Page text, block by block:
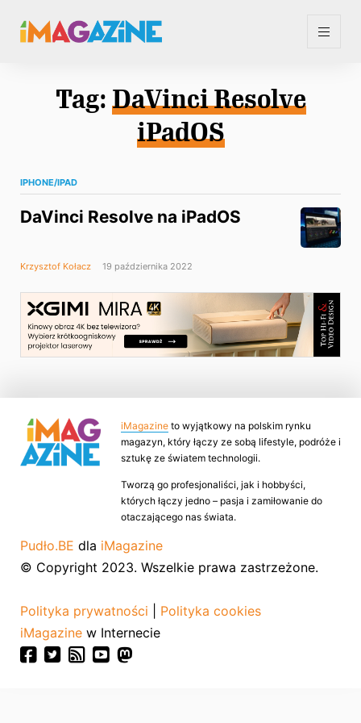
Tag: DaVinci Resolve
iPadOS
IPHONE/IPAD
DaVinci Resolve na iPadOS
Krzysztof Kołacz 19 października 2022
iMagazine to wyjątkowy na polskim rynku
magazyn, który łączy ze sobą lifestyle, podróże i
sztukę ze światem technologii.
Tworzą go profesjonaliści, jak i hobbyści,
których łączy jedno – pasja i zamiłowanie do
otaczającego nas świata.
Pudło.BE dla iMagazine
© Copyright 2023. Wszelkie prawa zastrzeżone.
Polityka prywatności
Polityka cookies
iMagazine w Internecie